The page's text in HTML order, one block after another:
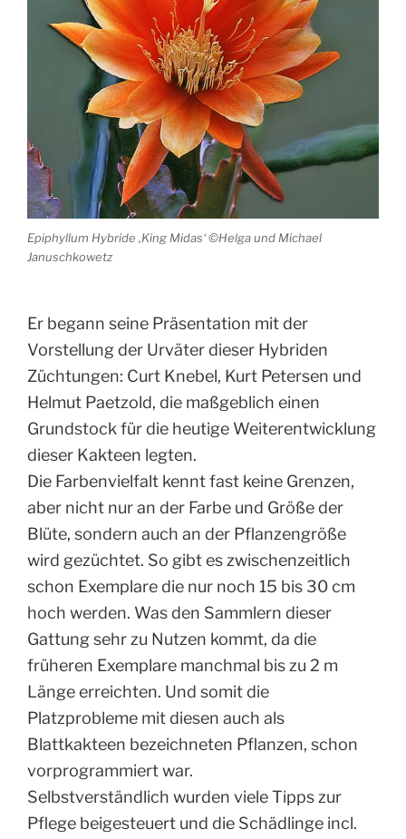
Epiphyllum Hybride ‚King Midas‘ ©Helga und Michael
Januschkowetz
Er begann seine Präsentation mit der
Vorstellung der Urväter dieser Hybriden
Züchtungen: Curt Knebel, Kurt Petersen und
Helmut Paetzold, die maßgeblich einen
Grundstock für die heutige Weiterentwicklung
dieser Kakteen legten.
Die Farbenvielfalt kennt fast keine Grenzen,
aber nicht nur an der Farbe und Größe der
Blüte, sondern auch an der Pflanzengröße
wird gezüchtet. So gibt es zwischenzeitlich
schon Exemplare die nur noch 15 bis 30 cm
hoch werden. Was den Sammlern dieser
Gattung sehr zu Nutzen kommt, da die
früheren Exemplare manchmal bis zu 2 m
Länge erreichten. Und somit die
Platzprobleme mit diesen auch als
Blattkakteen bezeichneten Pflanzen, schon
vorprogrammiert war.
Selbstverständlich wurden viele Tipps zur
Pflege beigesteuert und die Schädlinge incl.